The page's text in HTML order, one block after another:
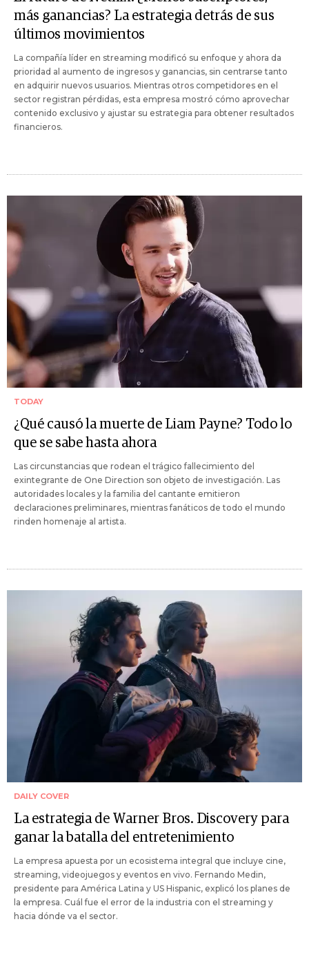
más ganancias? La estrategia detrás de sus
últimos movimientos
La compañía líder en streaming modificó su enfoque y ahora da
prioridad al aumento de ingresos y ganancias, sin centrarse tanto
en adquirir nuevos usuarios. Mientras otros competidores en el
sector registran pérdidas, esta empresa mostró cómo aprovechar
contenido exclusivo y ajustar su estrategia para obtener resultados
financieros.
TODAY
¿Qué causó la muerte de Liam Payne? Todo lo
que se sabe hasta ahora
Las circunstancias que rodean el trágico fallecimiento del
exintegrante de One Direction son objeto de investigación. Las
autoridades locales y la familia del cantante emitieron
declaraciones preliminares, mientras fanáticos de todo el mundo
rinden homenaje al artista.
DAILY COVER
La estrategia de Warner Bros. Discovery para
ganar la batalla del entretenimiento
La empresa apuesta por un ecosistema integral que incluye cine,
streaming, videojuegos y eventos en vivo. Fernando Medin,
presidente para América Latina y US Hispanic, explicó los planes de
la empresa. Cuál fue el error de la industria con el streaming y
hacia dónde va el sector.